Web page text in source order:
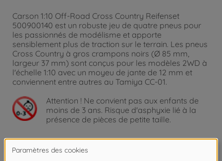
Carson 1:10 Off-Road Cross Country Reifenset
500900140 est un robuste jeu de quatre pneus pour
les passionnés de modélisme et apporte
sensiblement plus de traction sur le terrain. Les pneus
Cross Country à gros crampons noirs (Ø 85 mm,
largeur 37 mm) sont conçus pour les modèles 2WD à
l'échelle 1:10 avec un moyeu de jante de 12 mm et
conviennent entre autres au Tamiya CC-01.
Attention ! Ne convient pas aux enfants de
moins de 3 ans. Risque d'asphyxie lié à la
présence de pièces de petite taille.